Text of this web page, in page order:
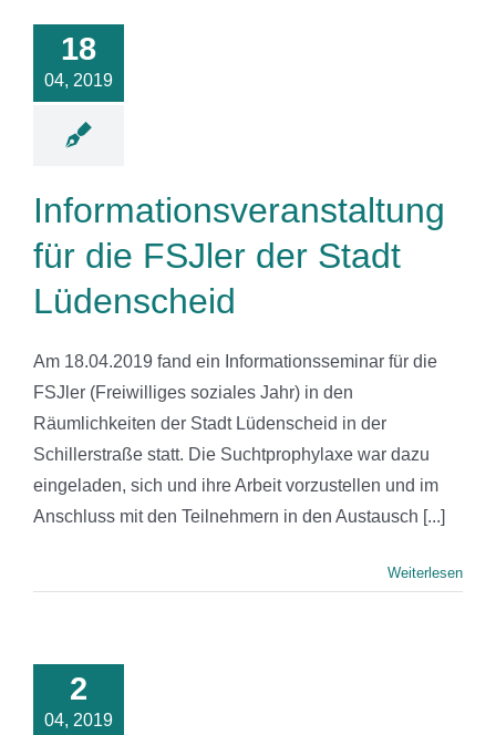
18
04, 2019
Informationsveranstaltung
für die FSJler der Stadt
Lüdenscheid
Am 18.04.2019 fand ein Informationsseminar für die
FSJler (Freiwilliges soziales Jahr) in den
Räumlichkeiten der Stadt Lüdenscheid in der
Schillerstraße statt. Die Suchtprophylaxe war dazu
eingeladen, sich und ihre Arbeit vorzustellen und im
Anschluss mit den Teilnehmern in den Austausch [...]
Weiterlesen
2
04, 2019
der